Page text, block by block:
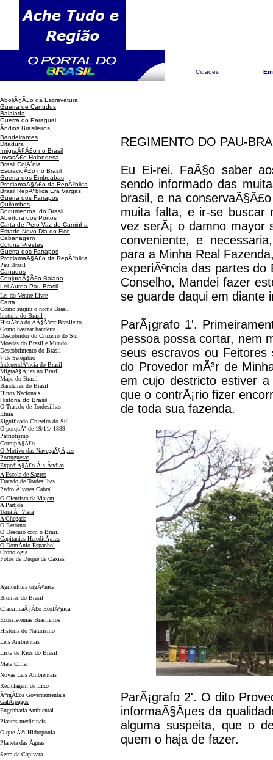
Cidades
AboliÃ§Ã£o da Escravatura
Guerra de Canudos
Balaiada
Guerra do Paraguai
Ãndios Brasileiros
Bandeirantes
Ditadura
ImigraÃ§Ã£o no Brasil
InvasÃ£o Holandesa
Brasil ColÃ´nia
EscravidÃ£o no Brasil
Guerra dos Emboabas
ProclamaÃ§Ã£o da RepÃºblica
Brasil RepÃºblica Era Vargas
Guerra dos Farrapos
Quilombos
Documentos do Brasil
Abertura dos Portos
Carta de Pero Vaz de Caminha
Estado Novo Dia do Fico
Cabanagem
Coluna Prestes
Guerra dos Farrapos
ProclamaÃ§Ã£o da RepÃºblica
Pau Brasil
Canudos
ConjuraÃ§Ã£o Baiana
Lei Ãurea Pau Brasil
Lei do Ventre Livre
Carta
Como surgiu o nome Brasil
historia do Brasil
HistÃ³ria do AÃ§Ãºcar Brasileiro
Como hastear bandeira
Descobridor do Cruzeiro do Sul
Moedas do Brasil e Mundo
Descobrimento do Brasil
7 de Setembro
IndependÃªncia do Brasil
MigraÃ§Ãµes no Brasil
Mapa do Brasil
Bandeiras do Brasil
Hinos Nacionais
Historia do Brasil
O Tratado de Tordesilhas
Etnia
Significado Cruzeiro do Sul
O porquÃª de 19/11/ 1889
Patriotismo
CorrupÃ§Ã£o
O Motivo das NavegaÃ§Ãµes
Portuguesas
ExpediÃ§Ã£o Ã s Ãndias
A Escola de Sagres
Tratado de Tordesilhas
Pedro Ãlvares Cabral
O Cientista da Viajem
A Partida
Terra Ã Vista
A Chegada
O Retorno
O Descaso com o Brasil
Capitanias HereditÃ¡rias
O DomÃ­nio Espanhol
Cronologia
Fotos de Duque de Caxias
Agricultura orgÃ¢nica
Biomas do Brasil
ClassificaÃ§Ã£o EcolÃ³gica
Ecossistemas Brasileiros
Historia do Naturismo
Leis Ambientais
Lista de Rios do Brasil
Mata Ciliar
Novas Leis Ambientais
Reciclagem de Lixo
Ã“rgÃ£os Governamentais
GalÃ¡pagos
Engenharia Ambiental
Plantas medicinais
O que Ã© Hidroponia
Planeta das Ãguas
Serra da Capivara
REGIMENTO DO PAU-
Eu Ei-rei. FaÃ§o saber
sendo informado das
brasil, e na
muita falta, e ir-se buscar
vez serÃ¡ o damno mayor
conveniente, e
para a Minha Real
experiÃªncia das partes
Conselho, Mandei fazer
se guarde daqui em diante
ParÃ¡grafo 1'.
pessoa possa cortar, nem
seus escravos ou
do Provedor mÃ³r de
em cujo destricto estiver
que o contrÃ¡rio fizer
de toda sua fazenda.
ParÃ¡grafo 2'. O dito
informaÃ§Ãµes da
alguma suspeita, que o
quem o haja de fazer.